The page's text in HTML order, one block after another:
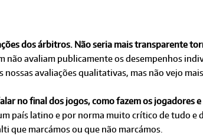
dos árbitros. Não seria mais transparente
não avaliam publicamente os desempenhos
nossas avaliações qualitativas, mas não vejo
no final dos jogos, como fazem os jogadores
país latino e por norma muito crítico de tudo
que marcámos ou que não marcámos.